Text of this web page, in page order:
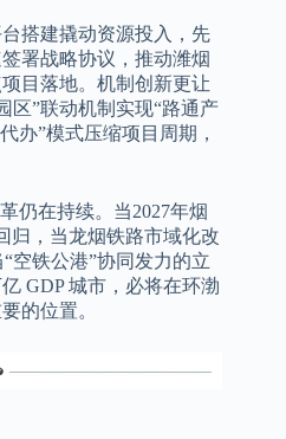
搭建撬动资源投入，先
署战略协议，推动潍烟
目落地。机制创新更让
区”联动机制实现“路通产
办”模式压缩项目周期，
仍在持续。当2027年烟
归，当龙烟铁路市域化改
空铁公港”协同发力的立
GDP 城市，必将在环渤
的位置。